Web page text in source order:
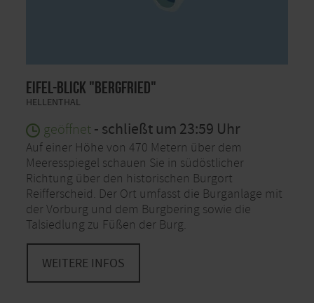
Eifel-Blick "Bergfried"
HELLENTHAL
geöffnet - schließt um 23:59 Uhr
Auf einer Höhe von 470 Metern über dem
Meeresspiegel schauen Sie in südöstlicher
Richtung über den historischen Burgort
Reifferscheid. Der Ort umfasst die Burganlage mit
der Vorburg und dem Burgbering sowie die
Talsiedlung zu Füßen der Burg.
WEITERE INFOS